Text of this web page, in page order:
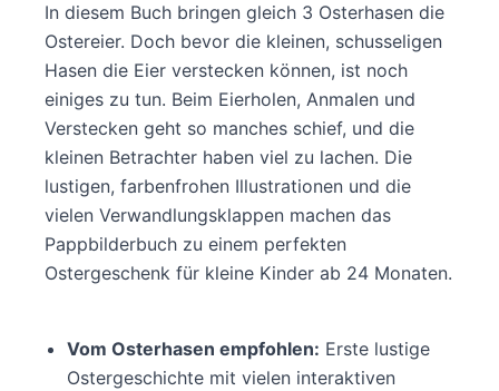
In diesem Buch bringen gleich 3 Osterhasen die
Ostereier. Doch bevor die kleinen, schusseligen
Hasen die Eier verstecken können, ist noch
einiges zu tun. Beim Eierholen, Anmalen und
Verstecken geht so manches schief, und die
kleinen Betrachter haben viel zu lachen. Die
lustigen, farbenfrohen Illustrationen und die
vielen Verwandlungsklappen machen das
Pappbilderbuch zu einem perfekten
Ostergeschenk für kleine Kinder ab 24 Monaten.
Vom Osterhasen empfohlen: Erste lustige
Ostergeschichte mit vielen interaktiven